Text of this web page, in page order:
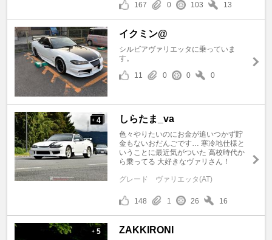
167 0 103 13
イクミン@
シルビアヴァリエッタに乗っていま
す。
11
0 0 0
+ 4 しらたま_va
色々やりたいのにお金が追いつかず貯
金もないおだんごです… 寒冷地仕様と
いうことに最近気がついた 高校時代か
ら乗ってる 大好きなヴァリさん！
グレード ヴァリエッタ(AT)
148 1 26 16
+ 5 ZAKKIRONI